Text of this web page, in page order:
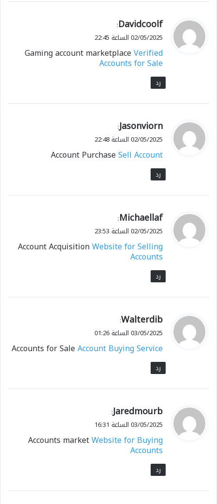
ي
ق
ل
Davidcoolf
:
02/05/2025 الساعة 22:45
Gaming account marketplaceVerified
Accounts for Sale
رد
ي
ق
ل
Jasonviorn
:
02/05/2025 الساعة 22:48
Account PurchaseSell Account
رد
ي
ق
ل
Michaellaf
:
02/05/2025 الساعة 23:53
Account AcquisitionWebsite for Selling
Accounts
رد
ي
ق
ل
Walterdib
:
03/05/2025 الساعة 01:26
Accounts for SaleAccount Buying Service
رد
ي
ق
ل
Jaredmourb
:
03/05/2025 الساعة 16:31
Accounts marketWebsite for Buying
Accounts
رد